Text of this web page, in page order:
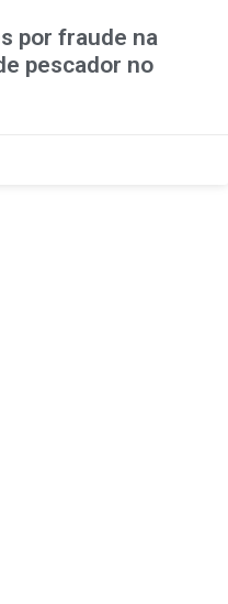
por fraude na
pescador no